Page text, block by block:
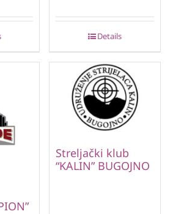
Details
Streljački klub
“KALIN” BUGOJNO